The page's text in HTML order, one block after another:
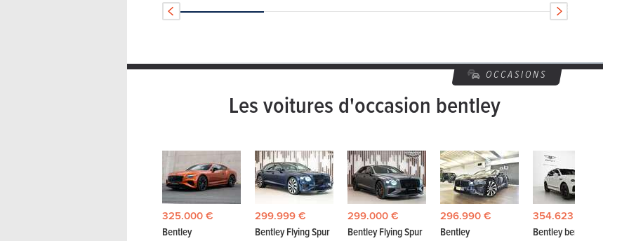
OCCASIONS
Les voitures d'occasion bentley
325.000 €
Bentley
299.999 €
Bentley Flying Spur
299.000 €
Bentley Flying Spur
296.990 €
Bentley
354.623 €
Bentley bentayga